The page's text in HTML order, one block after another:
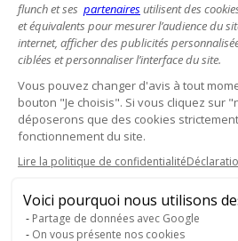
flunch et ses partenairesutilisent des
et équivalents pour mesurer l’audience du
internet, afficher des publicités
ciblées et personnaliser l’interface du site.
Vous pouvez changer d'avis à tout
bouton "Je choisis". Si vous cliquez sur
déposerons que des cookies
fonctionnement du site.
Lire la politique de confidentialité
Voici pourquoi nous utilisons
Partage de données avec Google
On vous présente nos cookies